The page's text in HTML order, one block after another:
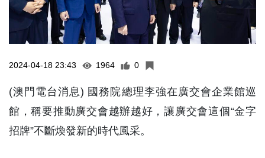
2024-04-18 23:43 1964 0
(澳門電台消息) 國務院總理李強在廣交會企業館巡
館，稱要推動廣交會越辦越好，讓廣交會這個“金字
招牌”不斷煥發新的時代風采。